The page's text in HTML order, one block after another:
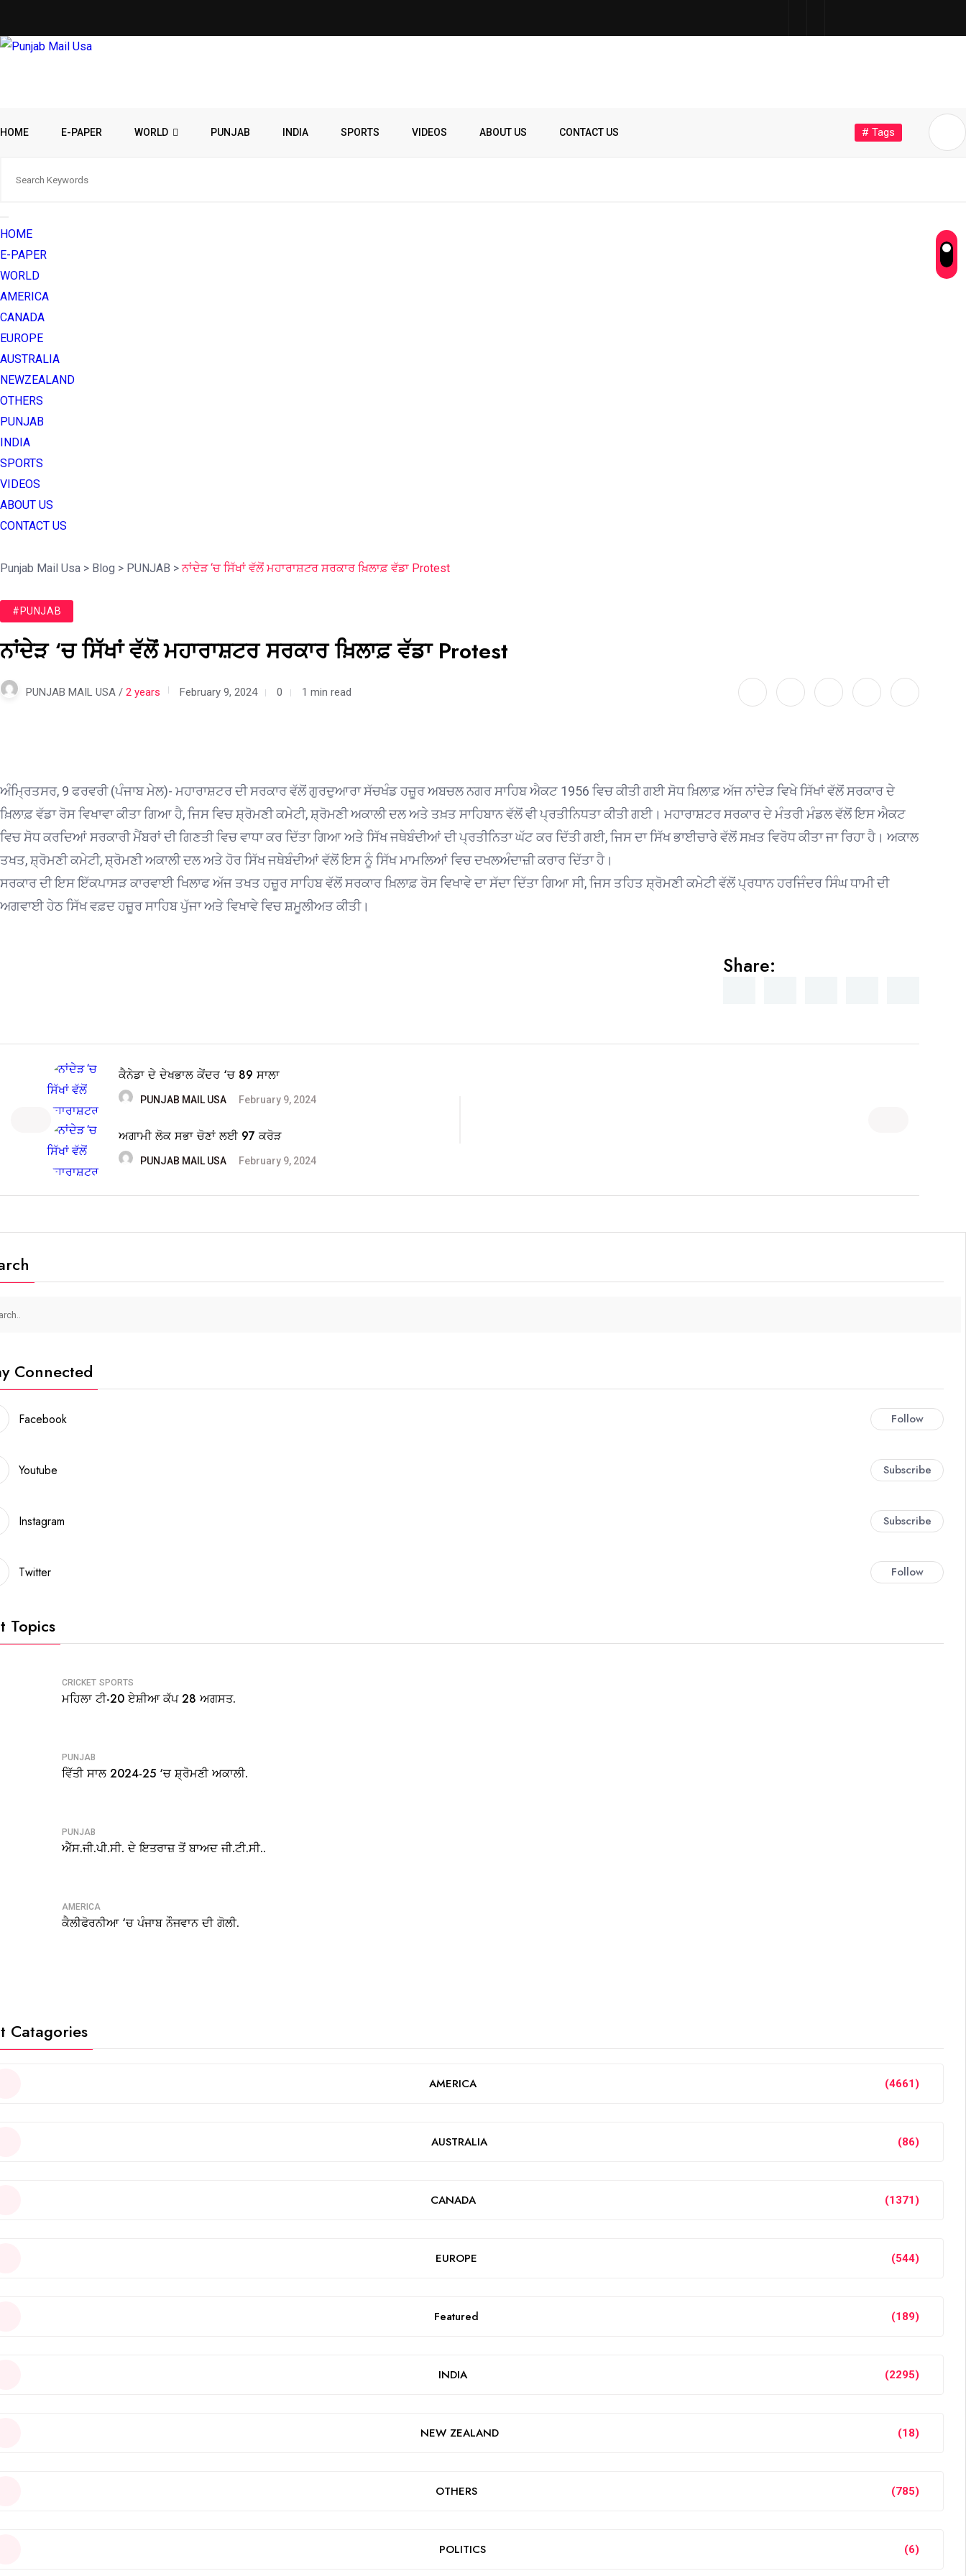
HOME E-PAPER WORLD PUNJAB INDIA SPORTS VIDEOS ABOUT US CONTACT US # Tags
HOME
E-PAPER
WORLD
AMERICA
CANADA
EUROPE
AUSTRALIA
NEWZEALAND
OTHERS
PUNJAB
INDIA
SPORTS
VIDEOS
ABOUT US
CONTACT US
Punjab Mail Usa > Blog > PUNJAB >ਨਾਂਦੇੜ ‘ਚ ਸਿੱਖਾਂ ਵੱਲੋਂ ਮਹਾਰਾਸ਼ਟਰ ਸਰਕਾਰ ਖ਼ਿਲਾਫ਼ ਵੱਡਾ Protest
#PUNJAB
ਨਾਂਦੇੜ ‘ਚ ਸਿੱਖਾਂ ਵੱਲੋਂ ਮਹਾਰਾਸ਼ਟਰ ਸਰਕਾਰ ਖ਼ਿਲਾਫ਼ ਵੱਡਾ Protest
PUNJAB MAIL USA / 2 years February 9, 2024 0 1 min read
ਅੰਮ੍ਰਿਤਸਰ, 9 ਫਰਵਰੀ (ਪੰਜਾਬ ਮੇਲ)- ਮਹਾਰਾਸ਼ਟਰ ਦੀ ਸਰਕਾਰ ਵੱਲੋਂ ਗੁਰਦੁਆਰਾ ਸੱਚਖੰਡ ਹਜ਼ੂਰ ਅਬਚਲ ਨਗਰ ਸਾਹਿਬ ਐਕਟ 1956 ਵਿਚ ਕੀਤੀ ਗਈ ਸੋਧ ਖ਼ਿਲਾਫ਼ ਅੱਜ ਨਾਂਦੇੜ ਵਿਖੇ ਸਿੱਖਾਂ ਵੱਲੋਂ ਸਰਕਾਰ ਦੇ
ਖ਼ਿਲਾਫ਼ ਵੱਡਾ ਰੋਸ ਵਿਖਾਵਾ ਕੀਤਾ ਗਿਆ ਹੈ, ਜਿਸ ਵਿਚ ਸ਼੍ਰੋਮਣੀ ਕਮੇਟੀ, ਸ਼੍ਰੋਮਣੀ ਅਕਾਲੀ ਦਲ ਅਤੇ ਤਖ਼ਤ ਸਾਹਿਬਾਨ ਵੱਲੋਂ ਵੀ ਪ੍ਰਤੀਨਿਧਤਾ ਕੀਤੀ ਗਈ। ਮਹਾਰਾਸ਼ਟਰ ਸਰਕਾਰ ਦੇ ਮੰਤਰੀ ਮੰਡਲ ਵੱਲੋਂ ਇਸ ਐਕਟ
ਵਿਚ ਸੋਧ ਕਰਦਿਆਂ ਸਰਕਾਰੀ ਮੈਂਬਰਾਂ ਦੀ ਗਿਣਤੀ ਵਿਚ ਵਾਧਾ ਕਰ ਦਿੱਤਾ ਗਿਆ ਅਤੇ ਸਿੱਖ ਜਥੇਬੰਦੀਆਂ ਦੀ ਪ੍ਰਤੀਨਿਤਾ ਘੱਟ ਕਰ ਦਿੱਤੀ ਗਈ, ਜਿਸ ਦਾ ਸਿੱਖ ਭਾਈਚਾਰੇ ਵੱਲੋਂ ਸਖ਼ਤ ਵਿਰੋਧ ਕੀਤਾ ਜਾ ਰਿਹਾ ਹੈ। ਅਕਾਲ
ਤਖਤ, ਸ਼੍ਰੋਮਣੀ ਕਮੇਟੀ, ਸ਼੍ਰੋਮਣੀ ਅਕਾਲੀ ਦਲ ਅਤੇ ਹੋਰ ਸਿੱਖ ਜਥੇਬੰਦੀਆਂ ਵੱਲੋਂ ਇਸ ਨੂੰ ਸਿੱਖ ਮਾਮਲਿਆਂ ਵਿਚ ਦਖਲਅੰਦਾਜ਼ੀ ਕਰਾਰ ਦਿੱਤਾ ਹੈ।
ਸਰਕਾਰ ਦੀ ਇਸ ਇੱਕਪਾਸੜ ਕਾਰਵਾਈ ਖਿਲਾਫ ਅੱਜ ਤਖਤ ਹਜ਼ੂਰ ਸਾਹਿਬ ਵੱਲੋਂ ਸਰਕਾਰ ਖ਼ਿਲਾਫ਼ ਰੋਸ ਵਿਖਾਵੇ ਦਾ ਸੱਦਾ ਦਿੱਤਾ ਗਿਆ ਸੀ, ਜਿਸ ਤਹਿਤ ਸ਼੍ਰੋਮਣੀ ਕਮੇਟੀ ਵੱਲੋਂ ਪ੍ਰਧਾਨ ਹਰਜਿੰਦਰ ਸਿੰਘ ਧਾਮੀ ਦੀ
ਅਗਵਾਈ ਹੇਠ ਸਿੱਖ ਵਫ਼ਦ ਹਜ਼ੂਰ ਸਾਹਿਬ ਪੁੱਜਾ ਅਤੇ ਵਿਖਾਵੇ ਵਿਚ ਸ਼ਮੂਲੀਅਤ ਕੀਤੀ।
Share:
ਕੈਨੇਡਾ ਦੇ ਦੇਖਭਾਲ ਕੇਂਦਰ ‘ਚ 89 ਸਾਲਾ
PUNJAB MAIL USA February 9, 2024
ਅਗਾਮੀ ਲੋਕ ਸਭਾ ਚੋਣਾਂ ਲਈ 97 ਕਰੋੜ
PUNJAB MAIL USA February 9, 2024
Connected
Facebook Follow
Youtube Subscribe
Instagram Subscribe
Twitter Follow
Topics
CRICKET SPORTS
ਮਹਿਲਾ ਟੀ-20 ਏਸ਼ੀਆ ਕੱਪ 28 ਅਗਸਤ.
PUNJAB
ਵਿੱਤੀ ਸਾਲ 2024-25 ‘ਚ ਸ਼੍ਰੋਮਣੀ ਅਕਾਲੀ.
PUNJAB
ਐੱਸ.ਜੀ.ਪੀ.ਸੀ. ਦੇ ਇਤਰਾਜ਼ ਤੋਂ ਬਾਅਦ ਜੀ.ਟੀ.ਸੀ..
AMERICA
ਕੈਲੀਫੋਰਨੀਆ ‘ਚ ਪੰਜਾਬ ਨੌਜਵਾਨ ਦੀ ਗੋਲੀ.
Catagories
AMERICA (4661)
AUSTRALIA (86)
CANADA (1371)
EUROPE (544)
Featured (189)
INDIA (2295)
NEW ZEALAND (18)
OTHERS (785)
POLITICS (6)